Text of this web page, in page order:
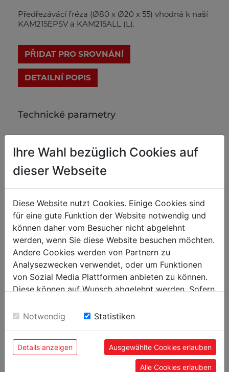
Předřezávácí fréza (Ø80 x Ø20 x 55) vhodná k naší
KAM215EPSV a KAM215ALL (L).
PŘIDAT PRO SROVNÁNÍ
DETAILNÍ POPIS
Technické parametry
Hmotnost
Brutto [kg]
Přepravní rozměry
Šířka balení [mm]
Délka balení [mm]
Výška balení [mm]
0
OBLÍBENÉ PRODUKTY
Ihre Wahl bezüglich Cookies auf
dieser Webseite
Diese Website nutzt Cookies. Einige Cookies sind
für eine gute Funktion der Website notwendig und
können daher vom Besucher nicht abgelehnt
werden, wenn Sie diese Website besuchen möchten.
Andere Cookies werden von Partnern zu
Analysezwecken verwendet, oder um Funktionen
von Sozial Media Plattformen anbieten zu können.
Diese können auf Wunsch abgelehnt werden. Sofern
Einwilligung zu unseren Cookies.
Notwendig Statistiken
Details anzeigen Ausgewählte Cookies erlauben
Alle Cookies erlauben